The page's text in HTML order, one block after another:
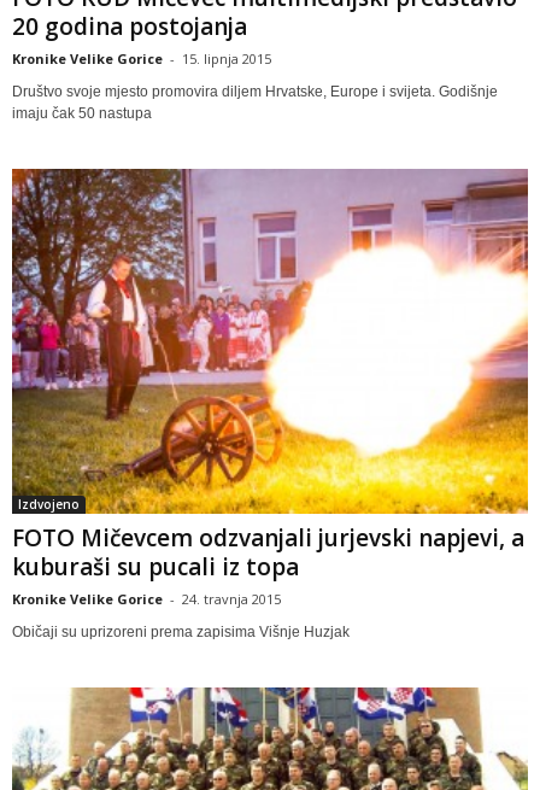
20 godina postojanja
Kronike Velike Gorice - 15. lipnja 2015
Društvo svoje mjesto promovira diljem Hrvatske, Europe i svijeta. Godišnje
imaju čak 50 nastupa
Izdvojeno
FOTO Mičevcem odzvanjali jurjevski napjevi, a
kuburaši su pucali iz topa
Kronike Velike Gorice - 24. travnja 2015
Običaji su uprizoreni prema zapisima Višnje Huzjak